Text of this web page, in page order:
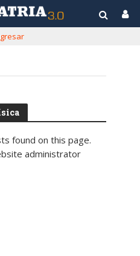
found on this page.
administrator